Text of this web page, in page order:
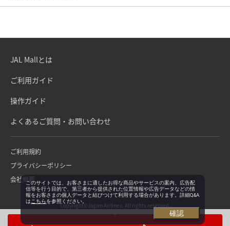
JAL Mallとは
ご利用ガイド
操作ガイド
よくあるご質問・お問い合わせ
ご利用規約
プライバシーポリシー
会社概要
Copyright©Japan Airlines. All rights reserved.
このサイトでは、お客さまに適したお得な商品やサービスの案内、広告配
信等を行う目的で、第三者から提供された位置情報や広告データなどの情
報をお客さまの個人データと結びつけて利用する場合があります。詳細Q&A
は こちらを参照ください。
確認